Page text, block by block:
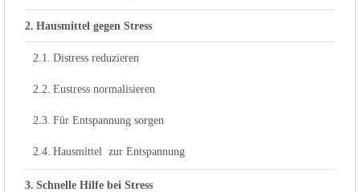
Hausmittel gegen Stress
Distress reduzieren
Eustress normalisieren
Für Entspannung sorgen
Hausmittel zur Entspannung
Schnelle Hilfe bei Stress